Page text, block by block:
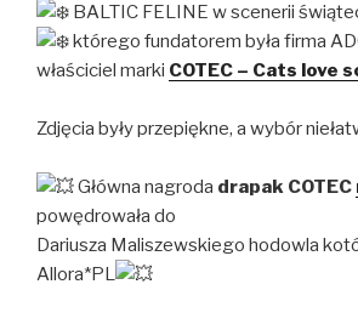
BALTIC FELINE w scenerii
którego fundatorem była firma
właściciel marki COTEC – Cats love
Zdjęcia były przepiękne, a wybór
Główna nagroda drapak COTEC
powędrowała do
Dariusza Maliszewskiego hodowla
Allora*PL